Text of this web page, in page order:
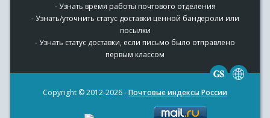
- Узнать время работы почтового отделения
- Узнать/уточнить статус доставки ценной бандероли или
посылки
- Узнать статус доставки, если письмо было отправлено
первым классом
Copyright © 2012-2026 -Почтовые индексы России